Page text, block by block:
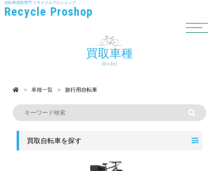
自転車買取専門 リサイクルプロショップ
Recycle Proshop
買取車種
Model
車種一覧 旅行用自転車
買取自転車を探す